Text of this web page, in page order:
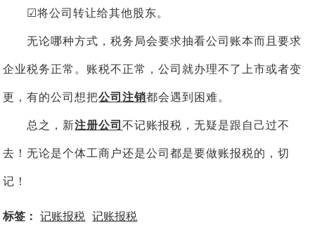
☑将公司转让给其他股东。
无论哪种方式，税务局会要求抽看公司账本而且要求
企业税务正常。账税不正常，公司就办理不了上市或者变
更，有的公司想把公司注销都会遇到困难。
总之，新注册公司不记账报税，无疑是跟自己过不
去！无论是个体工商户还是公司都是要做账报税的，切
记！
标签： 记账报税 记账报税